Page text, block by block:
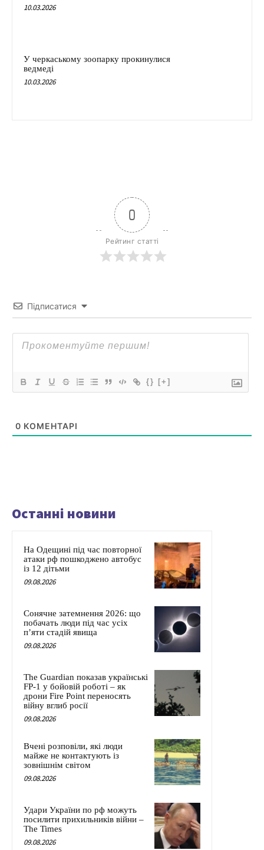
10.03.2026
У черкаському зоопарку прокинулися
ведмеді
10.03.2026
0
Рейтинг статті
Підписатися
{} [+]
0 КОМЕНТАРІ
Останні новини
На Одещині під час повторної
атаки рф пошкоджено автобус
із 12 дітьми
09.08.2026
Сонячне затемнення 2026: що
побачать люди під час усіх
п’яти стадій явища
09.08.2026
The Guardian показав українські
FP-1 у бойовій роботі – як
дрони Fire Point переносять
війну вглиб росії
09.08.2026
Вчені розповіли, які люди
майже не контактують із
зовнішнім світом
09.08.2026
Удари України по рф можуть
посилити прихильників війни –
The Times
09.08.2026